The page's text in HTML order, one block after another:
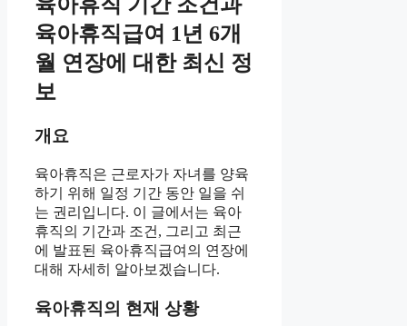
육아휴직 기간 조건과
육아휴직급여 1년 6개
월 연장에 대한 최신 정
보
개요
육아휴직은 근로자가 자녀를 양육
하기 위해 일정 기간 동안 일을 쉬
는 권리입니다. 이 글에서는 육아
휴직의 기간과 조건, 그리고 최근
에 발표된 육아휴직급여의 연장에
대해 자세히 알아보겠습니다.
육아휴직의 현재 상황